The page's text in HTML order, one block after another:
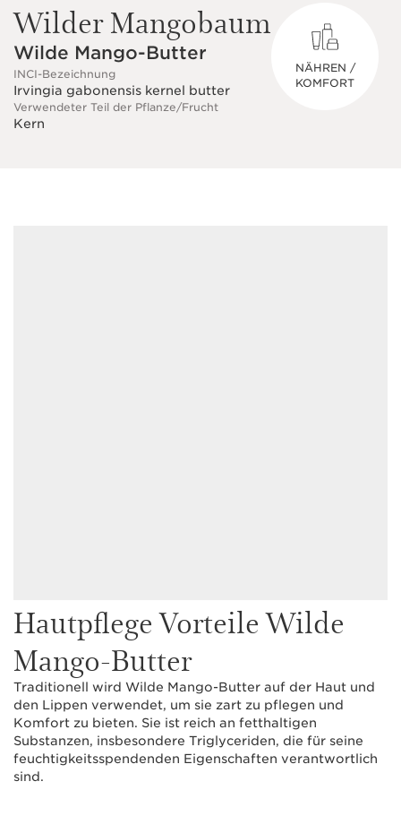
Wilder Mangobaum
Wilde Mango-Butter
INCI-Bezeichnung
Irvingia gabonensis kernel butter
Verwendeter Teil der Pflanze/Frucht
Kern
NÄHREN /
KOMFORT
Hautpflege Vorteile Wilde
Mango-Butter
Traditionell wird Wilde Mango-Butter auf der Haut und
den Lippen verwendet, um sie zart zu pflegen und
Komfort zu bieten. Sie ist reich an fetthaltigen
Substanzen, insbesondere Triglyceriden, die für seine
feuchtigkeitsspendenden Eigenschaften verantwortlich
sind.